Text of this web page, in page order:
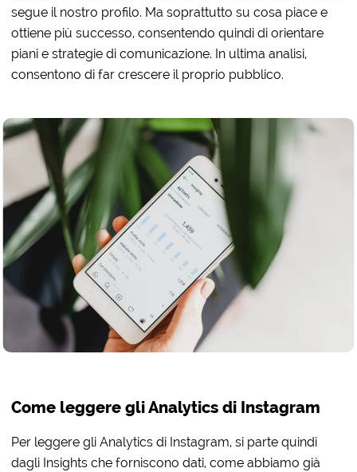
segue il nostro profilo. Ma soprattutto su cosa piace e
ottiene più successo, consentendo quindi di orientare
piani e strategie di comunicazione. In ultima analisi,
consentono di far crescere il proprio pubblico.
Come leggere gli Analytics di Instagram
Per leggere gli Analytics di Instagram, si parte quindi
dagli Insights che forniscono dati, come abbiamo già